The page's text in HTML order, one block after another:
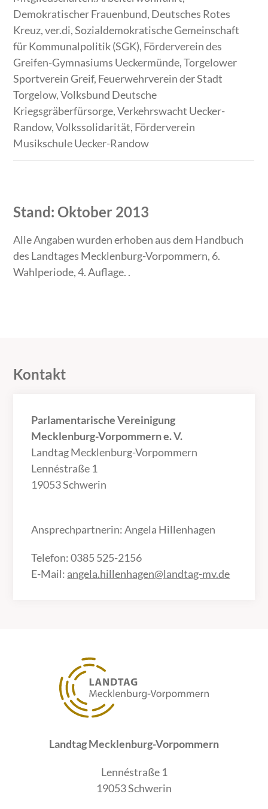
Demokratischer Frauenbund, Deutsches Rotes
Kreuz, ver.di, Sozialdemokratische Gemeinschaft
für Kommunalpolitik (SGK), Förderverein des
Greifen-Gymnasiums Ueckermünde, Torgelower
Sportverein Greif, Feuerwehrverein der Stadt
Torgelow, Volksbund Deutsche
Kriegsgräberfürsorge, Verkehrswacht Uecker-
Randow, Volkssolidarität, Förderverein
Musikschule Uecker-Randow
Stand: Oktober 2013
Alle Angaben wurden erhoben aus dem Handbuch
des Landtages Mecklenburg-Vorpommern, 6.
Wahlperiode, 4. Auflage. .
Kontakt
Parlamentarische Vereinigung
Mecklenburg-Vorpommern e. V.
Landtag Mecklenburg-Vorpommern
Lennéstraße 1
19053 Schwerin
Ansprechpartnerin: Angela Hillenhagen
Telefon: 0385 525-2156
E-Mail: angela.hillenhagen@landtag-mv.de
Landtag Mecklenburg-Vorpommern
Lennéstraße 1
19053 Schwerin